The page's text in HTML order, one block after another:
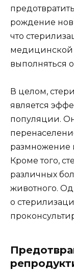
рождение
что
выполняться
В целом,
является
популяции.
размножение
Кроме того,
различных
животного.
о